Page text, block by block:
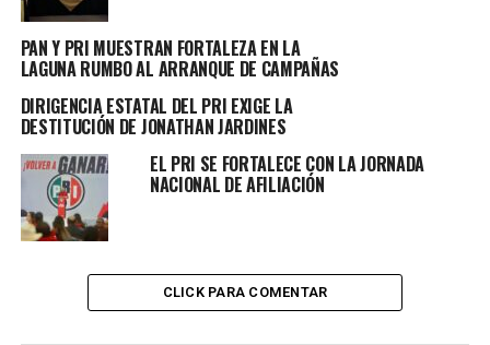
señaló que la prioridad es ofrecer acompañamiento
desde el primer momento. “Nos interesa saber cómo se
sienten y cómo podemos ayudar para brindar
contención oportuna”, expresó.
TOPICS RELACIONADOS: PRINCIPAL
UP NEXT
PAN Y PRI MUESTRAN FORTALEZA EN LA LAGUNA RUMBO
AL ARRANQUE DE CAMPAÑAS
NO DEJES DE VER
DIRIGENCIA ESTATAL DEL PRI EXIGE LA DESTITUCIÓN DE
PAN Y PRI MUESTRAN FORTALEZA EN LA
LAGUNA RUMBO AL ARRANQUE DE CAMPAÑAS
DIRIGENCIA ESTATAL DEL PRI EXIGE LA
DESTITUCIÓN DE JONATHAN JARDINES
EL PRI SE FORTALECE CON LA JORNADA
NACIONAL DE AFILIACIÓN
CLICK PARA COMENTAR